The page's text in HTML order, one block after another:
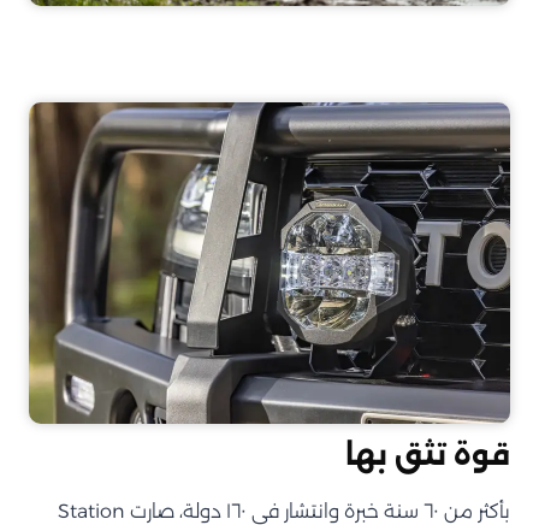
قوة تثق بها
بأكثر من ٦٠ سنة خبرة وانتشار في ١٦٠ دولة، صارت Station